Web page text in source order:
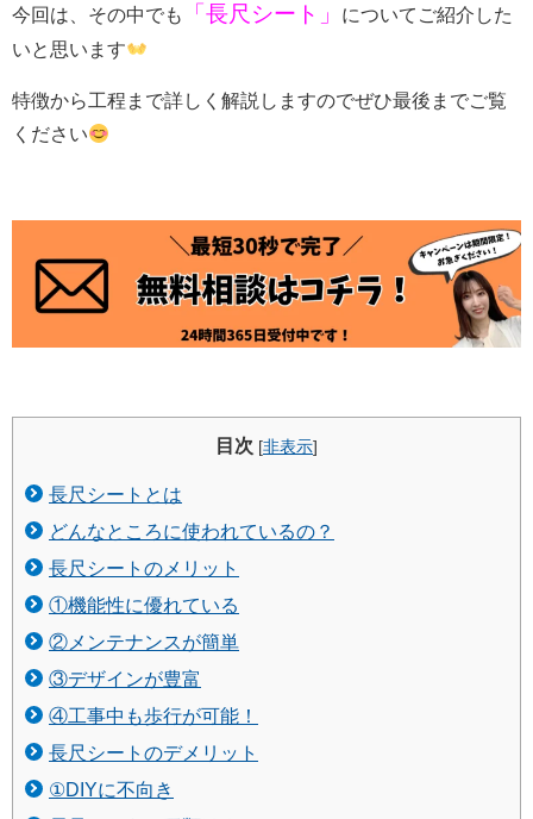
今回は、その中でも 「長尺シート」
についてご紹介した
いと思います
特徴から工程まで詳しく解説しますのでぜひ最後までご覧
ください
目次 [非表示]
長尺シートとは
どんなところに使われているの？
長尺シートのメリット
①機能性に優れている
②メンテナンスが簡単
③デザインが豊富
④工事中も歩行が可能！
長尺シートのデメリット
①DIYに不向き